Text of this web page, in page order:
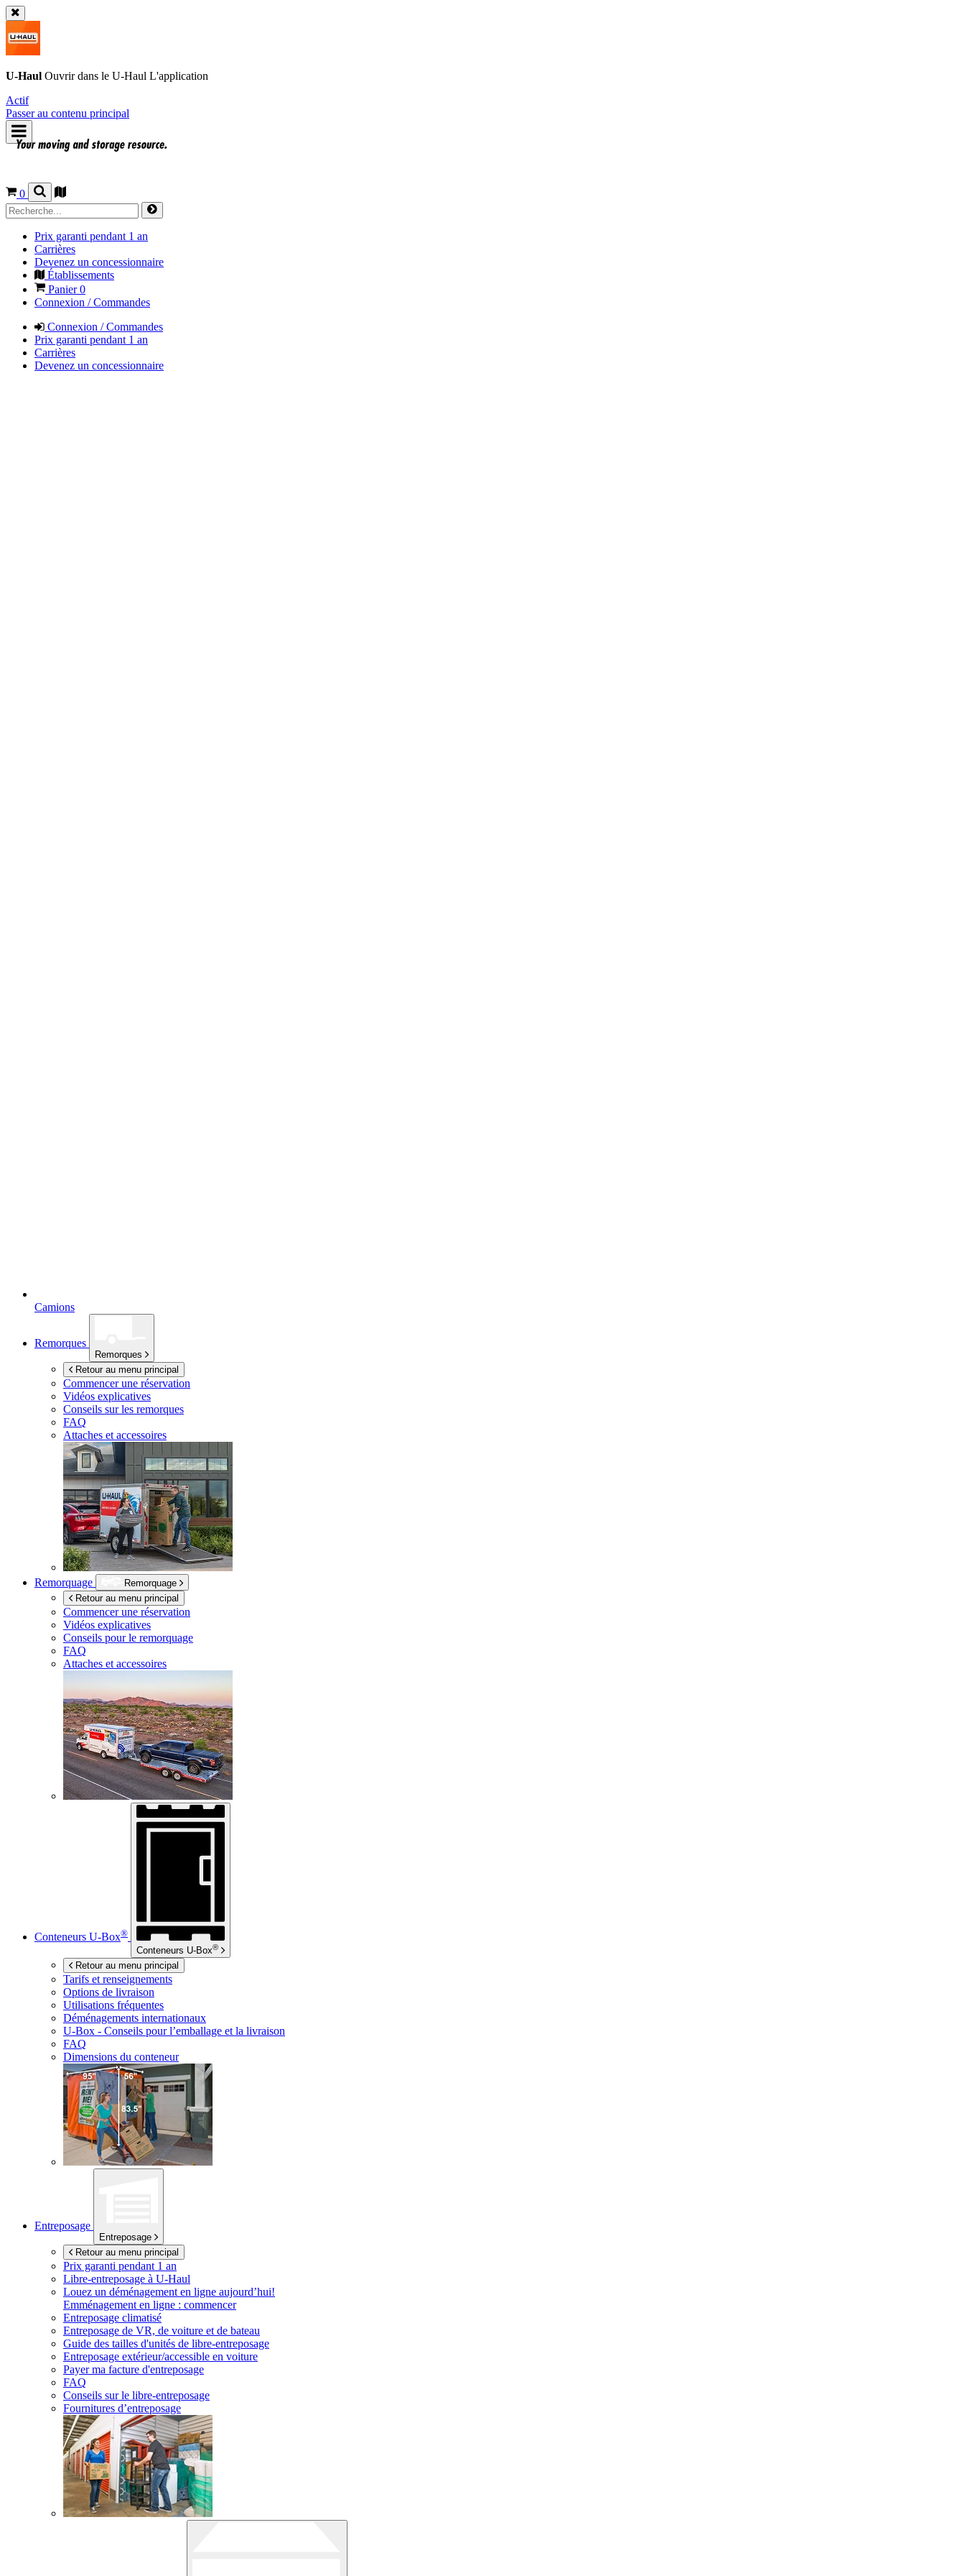
U-Haul Ouvrir dans le U-Haul L'application
Actif
Passer au contenu principal
0
Prix garanti pendant 1 an
Carrières
Devenez un concessionnaire
Établissements
Panier0
Connexion / Commandes
Connexion / Commandes
Prix garanti pendant 1 an
Carrières
Devenez un concessionnaire
Camions
Remorques
Remorques
Retour au menu principal
Commencer une réservation
Vidéos explicatives
Conseils sur les remorques
FAQ
Attaches et accessoires
Remorquage
Remorquage
Retour au menu principal
Commencer une réservation
Vidéos explicatives
Conseils pour le remorquage
FAQ
Attaches et accessoires
Conteneurs U-Box®
Conteneurs U-Box®
Retour au menu principal
Tarifs et renseignements
Options de livraison
Utilisations fréquentes
Déménagements internationaux
U-Box - Conseils pour l’emballage et la livraison
FAQ
Dimensions du conteneur
Entreposage
Entreposage
Retour au menu principal
Prix garanti pendant 1 an
Libre-entreposage à U-Haul
Louez un déménagement en ligne aujourd’hui!
Emménagement en ligne : commencer
Entreposage climatisé
Entreposage de VR, de voiture et de bateau
Guide des tailles d'unités de libre-entreposage
Entreposage extérieur/accessible en voiture
Payer ma facture d'entreposage
FAQ
Conseils sur le libre-entreposage
Fournitures d’entreposage